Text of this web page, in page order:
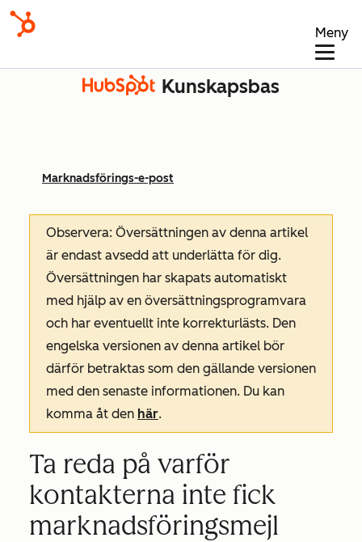
Meny
Kunskapsbas
Marknadsförings-e-post
Observera: Översättningen av denna artikel
är endast avsedd att underlätta för dig.
Översättningen har skapats automatiskt
med hjälp av en översättningsprogramvara
och har eventuellt inte korrekturlästs. Den
engelska versionen av denna artikel bör
därför betraktas som den gällande versionen
med den senaste informationen. Du kan
komma åt den här.
Ta reda på varför
kontakterna inte fick
marknadsföringsmejl